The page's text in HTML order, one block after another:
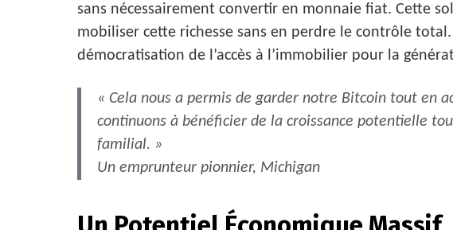
sans nécessairement convertir en monnaie fiat. Cette
mobiliser cette richesse sans en perdre le contrôle
démocratisation de l’accès à l’immobilier pour la
« Cela nous a permis de garder notre Bitcoin tout en
continuons à bénéficier de la croissance potentielle
familial. »
Un emprunteur pionnier, Michigan